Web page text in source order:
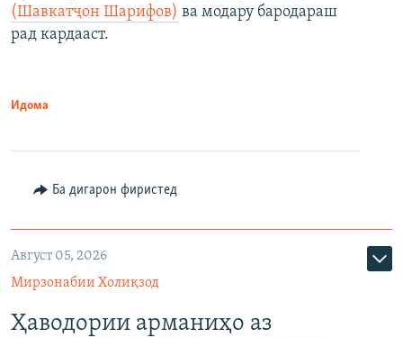
(Шавкатҷон Шарифов) ва модару бародараш
рад кардааст.
Идома
Ба дигарон фиристед
Август 05, 2026
Мирзонабии Холиқзод
Ҳаводории арманиҳо аз